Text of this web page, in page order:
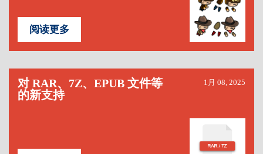
阅读更多
对 RAR、7Z、EPUB 文件等
的新支持
1月 08, 2025